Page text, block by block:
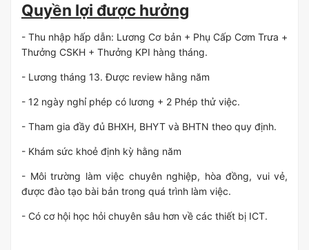
Quyền lợi được hưởng
- Thu nhập hấp dẫn: Lương Cơ bản + Phụ Cấp Cơm Trưa +
Thưởng CSKH + Thưởng KPI hàng tháng.
- Lương tháng 13. Được review hằng năm
- 12 ngày nghỉ phép có lương + 2 Phép thử việc.
- Tham gia đầy đủ BHXH, BHYT và BHTN theo quy định.
- Khám sức khoẻ định kỳ hằng năm
- Môi trường làm việc chuyên nghiệp, hòa đồng, vui vẻ,
được đào tạo bài bản trong quá trình làm việc.
- Có cơ hội học hỏi chuyên sâu hơn về các thiết bị ICT.